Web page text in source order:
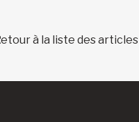
à la liste des articles